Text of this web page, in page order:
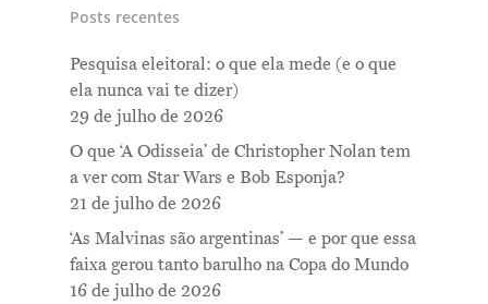
Posts recentes
Pesquisa eleitoral: o que ela mede (e o que
ela nunca vai te dizer)
29 de julho de 2026
O que ‘A Odisseia’ de Christopher Nolan tem
a ver com Star Wars e Bob Esponja?
21 de julho de 2026
‘As Malvinas são argentinas’ — e por que essa
faixa gerou tanto barulho na Copa do Mundo
16 de julho de 2026